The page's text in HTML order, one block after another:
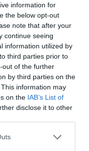
information for
the below opt-out
note that after your
continue seeing
information utilized by
third parties prior to
out of the further
by third parties on the
information may
on the IAB’s List of
disclose it to other
weiter und
gehen
, beim wechsel
raus komplett
noch . ach
so gar nicht
geht nehm ich